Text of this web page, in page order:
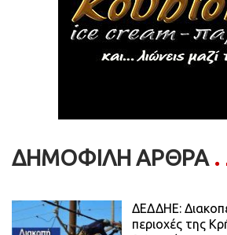
ΔΗΜΟΦΙΛΗ ΑΡΘΡΑ
ΔΕΔΔΗΕ:
περιοχές της